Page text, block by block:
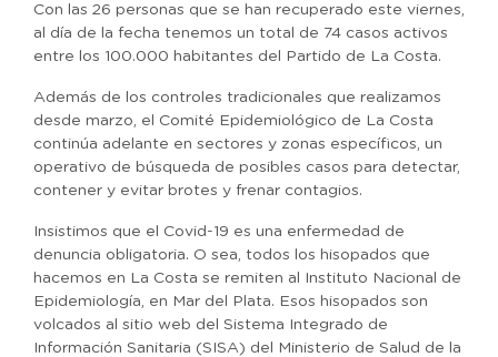
Con las 26 personas que se han recuperado este viernes,
al día de la fecha tenemos un total de 74 casos activos
entre los 100.000 habitantes del Partido de La Costa.
Además de los controles tradicionales que realizamos
desde marzo, el Comité Epidemiológico de La Costa
continúa adelante en sectores y zonas específicos, un
operativo de búsqueda de posibles casos para detectar,
contener y evitar brotes y frenar contagios.
Insistimos que el Covid-19 es una enfermedad de
denuncia obligatoria. O sea, todos los hisopados que
hacemos en La Costa se remiten al Instituto Nacional de
Epidemiología, en Mar del Plata. Esos hisopados son
volcados al sitio web del Sistema Integrado de
Información Sanitaria (SISA) del Ministerio de Salud de la